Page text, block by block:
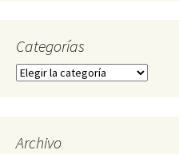
Categorías
Categorías
Archivo